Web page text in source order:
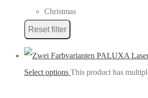
Christmas
Reset filter
Select options This product has